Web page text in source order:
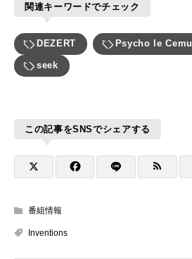
関連キーワードでチェック
DEZERT Psycho le Cemu
seek
この記事をSNSでシェアする
番組情報
Inventions